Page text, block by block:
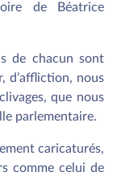
de Béatrice
de chacun sont
d’affliction, nous
que nous
parlementaire.
caricaturés,
comme celui de